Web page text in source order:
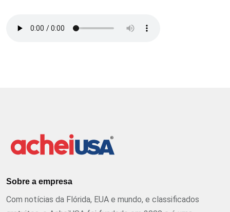
Sobre a empresa
Com notícias da Flórida, EUA e mundo, e classificados